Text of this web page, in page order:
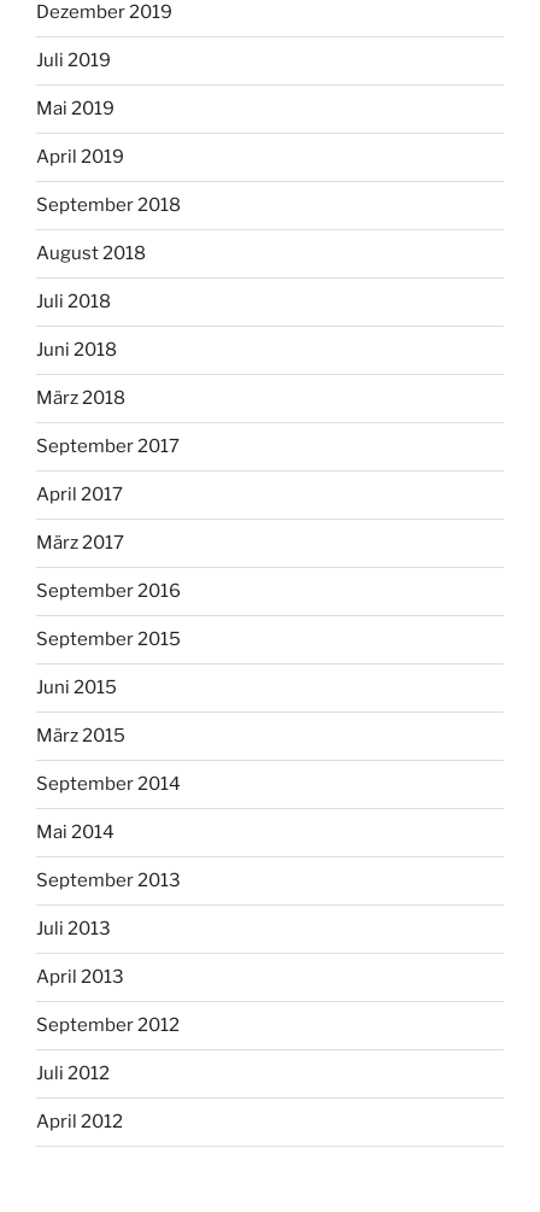
Dezember 2019
Juli 2019
Mai 2019
April 2019
September 2018
August 2018
Juli 2018
Juni 2018
März 2018
September 2017
April 2017
März 2017
September 2016
September 2015
Juni 2015
März 2015
September 2014
Mai 2014
September 2013
Juli 2013
April 2013
September 2012
Juli 2012
April 2012